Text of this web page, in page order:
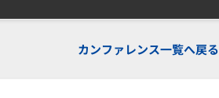
カンファレンス一覧へ戻る